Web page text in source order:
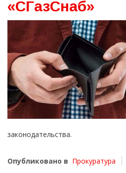
«СГазСнаб»
законодательства.
Опубликовано в Прокуратура